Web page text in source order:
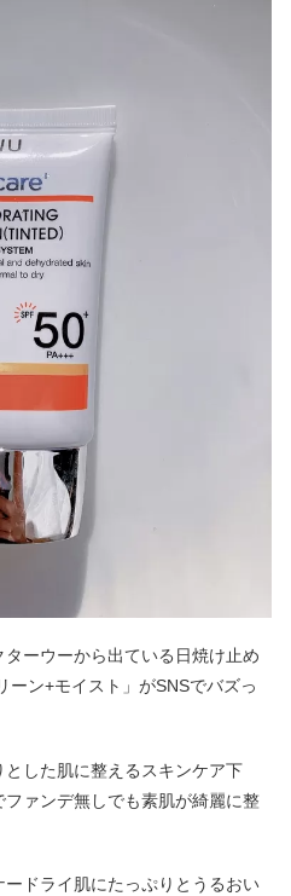
ーウーから出ている日焼け止め
ーン+モイスト」がSNSでバズっ
した肌に整えるスキンケア下
ァンデ無しでも素肌が綺麗に整
ドライ肌にたっぷりとうるおい